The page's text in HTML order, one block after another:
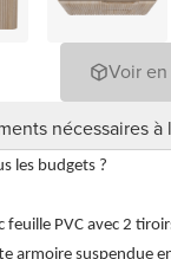
Voir en
nécessaires à
les budgets ?
feuille PVC avec 2
armoire suspendue